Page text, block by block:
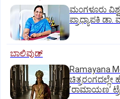
ಮಂಗಳೂರು
ಪ್ರಾಧ್ಯಾಪಕಿ ಡಾ.
ಬಾಲಿವುಡ್‌
Ramayana
ʼರಾಮಾಯಣʼ